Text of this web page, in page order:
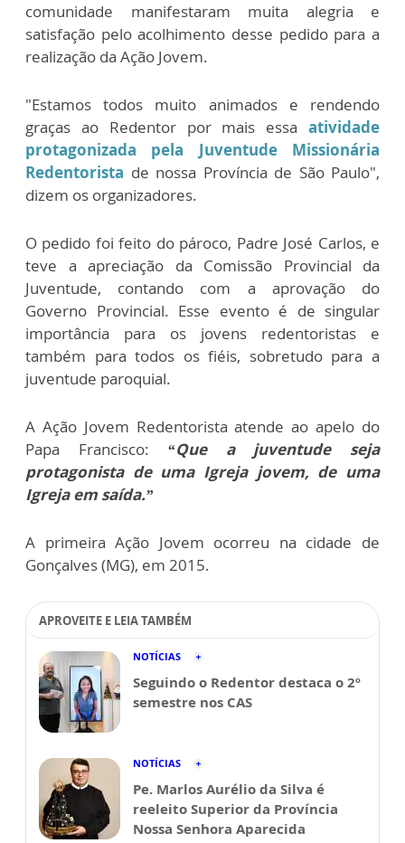
comunidade manifestaram muita alegria e
satisfação pelo acolhimento desse pedido para a
realização da Ação Jovem.
"Estamos todos muito animados e rendendo
graças ao Redentor por mais essa atividade
protagonizada pela Juventude Missionária
Redentorista de nossa Província de São Paulo",
dizem os organizadores.
O pedido foi feito do pároco, Padre José Carlos, e
teve a apreciação da Comissão Provincial da
Juventude, contando com a aprovação do
Governo Provincial. Esse evento é de singular
importância para os jovens redentoristas e
também para todos os fiéis, sobretudo para a
juventude paroquial.
A Ação Jovem Redentorista atende ao apelo do
Papa Francisco: “Que a juventude seja
protagonista de uma Igreja jovem, de uma
Igreja em saída.”
A primeira Ação Jovem ocorreu na cidade de
Gonçalves (MG), em 2015.
APROVEITE E LEIA TAMBÉM
NOTÍCIAS
Seguindo o Redentor destaca o 2º
semestre nos CAS
NOTÍCIAS
Pe. Marlos Aurélio da Silva é
reeleito Superior da Província
Nossa Senhora Aparecida